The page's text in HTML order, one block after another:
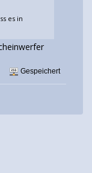
es in
Gespeichert